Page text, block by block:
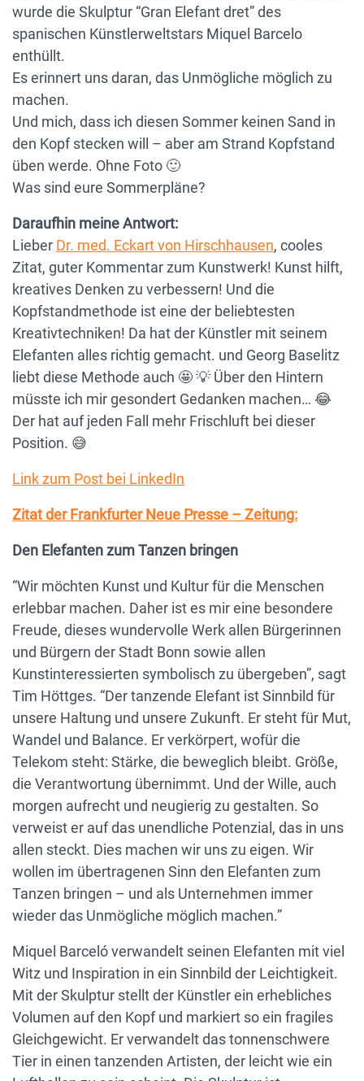
wurde die Skulptur “Gran Elefant dret” des
spanischen Künstlerweltstars Miquel Barcelo
enthüllt.
Es erinnert uns daran, das Unmögliche möglich zu
machen.
Und mich, dass ich diesen Sommer keinen Sand in
den Kopf stecken will – aber am Strand Kopfstand
üben werde. Ohne Foto 🙂
Was sind eure Sommerpläne?
Daraufhin meine Antwort:
Lieber Dr. med. Eckart von Hirschhausen, cooles
Zitat, guter Kommentar zum Kunstwerk! Kunst hilft,
kreatives Denken zu verbessern! Und die
Kopfstandmethode ist eine der beliebtesten
Kreativtechniken! Da hat der Künstler mit seinem
Elefanten alles richtig gemacht. und Georg Baselitz
liebt diese Methode auch 🤩 💡 Über den Hintern
müsste ich mir gesondert Gedanken machen… 😂
Der hat auf jeden Fall mehr Frischluft bei dieser
Position. 😅
Link zum Post bei LinkedIn
Zitat der Frankfurter Neue Presse – Zeitung:
Den Elefanten zum Tanzen bringen
“Wir möchten Kunst und Kultur für die Menschen
erlebbar machen. Daher ist es mir eine besondere
Freude, dieses wundervolle Werk allen Bürgerinnen
und Bürgern der Stadt Bonn sowie allen
Kunstinteressierten symbolisch zu übergeben”, sagt
Tim Höttges. “Der tanzende Elefant ist Sinnbild für
unsere Haltung und unsere Zukunft. Er steht für Mut,
Wandel und Balance. Er verkörpert, wofür die
Telekom steht: Stärke, die beweglich bleibt. Größe,
die Verantwortung übernimmt. Und der Wille, auch
morgen aufrecht und neugierig zu gestalten. So
verweist er auf das unendliche Potenzial, das in uns
allen steckt. Dies machen wir uns zu eigen. Wir
wollen im übertragenen Sinn den Elefanten zum
Tanzen bringen – und als Unternehmen immer
wieder das Unmögliche möglich machen.”
Miquel Barceló verwandelt seinen Elefanten mit viel
Witz und Inspiration in ein Sinnbild der Leichtigkeit.
Mit der Skulptur stellt der Künstler ein erhebliches
Volumen auf den Kopf und markiert so ein fragiles
Gleichgewicht. Er verwandelt das tonnenschwere
Tier in einen tanzenden Artisten, der leicht wie ein